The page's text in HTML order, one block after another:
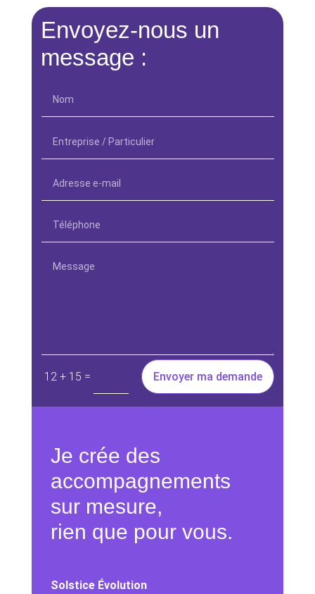
Envoyez-nous un
message :
12 + 15 = Envoyer ma demande
Je crée des
accompagnements
sur mesure,
rien que pour vous.
Solstice Évolution